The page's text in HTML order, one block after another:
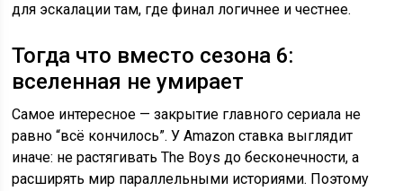
для эскалации там, где финал логичнее и честнее.
Тогда что вместо сезона 6:
вселенная не умирает
Самое интересное — закрытие главного сериала не
равно “всё кончилось”. У Amazon ставка выглядит
иначе: не растягивать The Boys до бесконечности, а
расширять мир параллельными историями. Поэтому